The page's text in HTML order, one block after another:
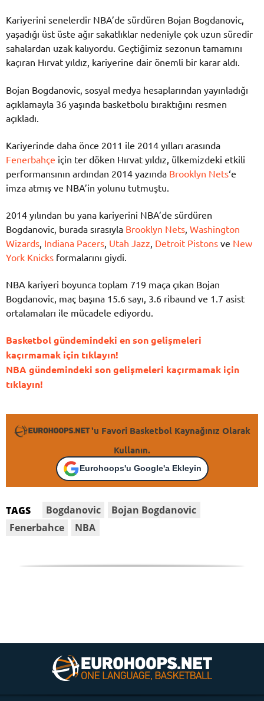
Kariyerini senelerdir NBA’de sürdüren Bojan Bogdanovic,
yaşadığı üst üste ağır sakatlıklar nedeniyle çok uzun süredir
sahalardan uzak kalıyordu. Geçtiğimiz sezonun tamamını
kaçıran Hırvat yıldız, kariyerine dair önemli bir karar aldı.
Bojan Bogdanovic, sosyal medya hesaplarından yayınladığı
açıklamayla 36 yaşında basketbolu bıraktığını resmen
açıkladı.
Kariyerinde daha önce 2011 ile 2014 yılları arasında
Fenerbahçe için ter döken Hırvat yıldız, ülkemizdeki etkili
performansının ardından 2014 yazında Brooklyn Nets‘e
imza atmış ve NBA’in yolunu tutmuştu.
2014 yılından bu yana kariyerini NBA’de sürdüren
Bogdanovic, burada sırasıyla Brooklyn Nets Washington
Wizards Indiana Pacers Utah Jazz Detroit Pistons ve New
York Knicks formalarını giydi.
NBA kariyeri boyunca toplam 719 maça çıkan Bojan
Bogdanovic, maç başına 15.6 sayı, 3.6 ribaund ve 1.7 asist
ortalamaları ile mücadele ediyordu.
Basketbol gündemindeki en son gelişmeleri
kaçırmamak için tıklayın!
NBA gündemindeki son gelişmeleri kaçırmamak için
tıklayın!
'u Favori Basketbol Kaynağınız Olarak
Kullanın.
Eurohoops'u Google'a Ekleyin
TAGS Bogdanovic
Bojan Bogdanovic
Fenerbahce
NBA